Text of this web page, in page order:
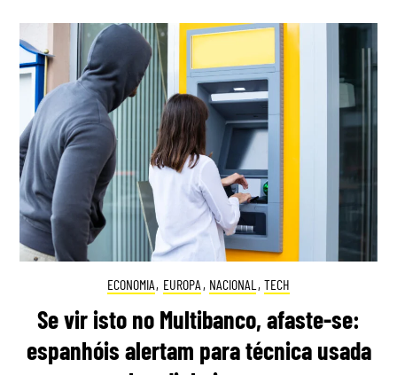
ECONOMIA, EUROPA , NACIONAL , TECH
Se vir isto no Multibanco, afaste-se:
espanhóis alertam para técnica usada